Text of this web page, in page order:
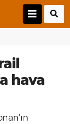
hava